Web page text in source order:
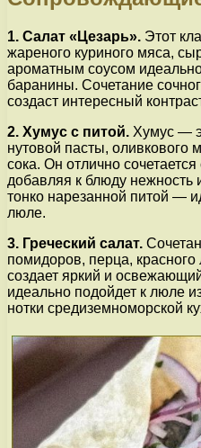
1. Салат «Цезарь». Этот
жареного куриного мяса,
ароматным соусом
баранины. Сочетание
создаст интересный
2. Хумус с питой. Хумус —
нутовой пасты, оливкового
сока. Он отлично
добавляя к блюду нежность
тонко нарезанной питой —
люле.
3. Греческий салат.
помидоров, перца,
создает яркий и
идеально подойдет к люле
нотки средиземноморской